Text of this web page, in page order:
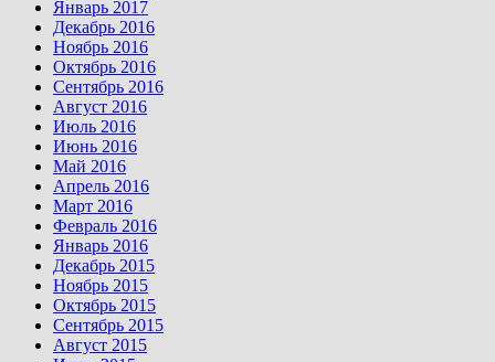
Январь 2017
Декабрь 2016
Ноябрь 2016
Октябрь 2016
Сентябрь 2016
Август 2016
Июль 2016
Июнь 2016
Май 2016
Апрель 2016
Март 2016
Февраль 2016
Январь 2016
Декабрь 2015
Ноябрь 2015
Октябрь 2015
Сентябрь 2015
Август 2015